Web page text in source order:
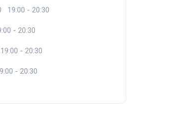
19:00 - 20:30
- 20:30
- 20:30
- 20:30